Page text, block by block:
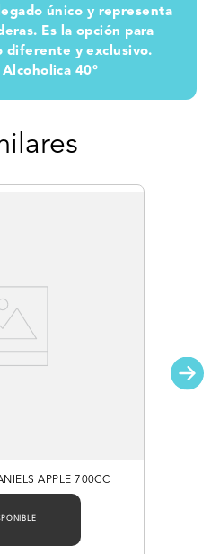
único y representa
Es la opción para
diferente y exclusivo.
40°
APPLE 700CC